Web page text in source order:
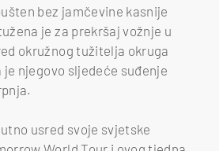
bez jamčevine kasnije
je za prekršaj vožnje u
okružnog tužitelja okruga
je njegovo sljedeće suđenje
usred svoje svjetske